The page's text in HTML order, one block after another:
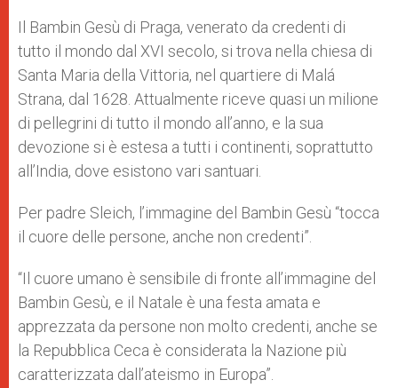
Il Bambin Gesù di Praga, venerato da credenti di
tutto il mondo dal XVI secolo, si trova nella chiesa di
Santa Maria della Vittoria, nel quartiere di Malá
Strana, dal 1628. Attualmente riceve quasi un milione
di pellegrini di tutto il mondo all’anno, e la sua
devozione si è estesa a tutti i continenti, soprattutto
all’India, dove esistono vari santuari.
Per padre Sleich, l’immagine del Bambin Gesù “tocca
il cuore delle persone, anche non credenti”.
“Il cuore umano è sensibile di fronte all’immagine del
Bambin Gesù, e il Natale è una festa amata e
apprezzata da persone non molto credenti, anche se
la Repubblica Ceca è considerata la Nazione più
caratterizzata dall’ateismo in Europa”.